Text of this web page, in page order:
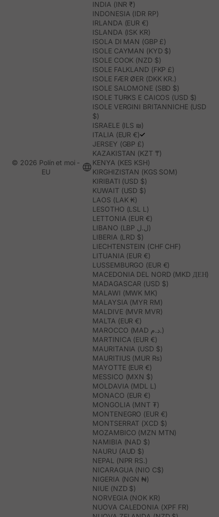
INDIA (INR ₹)
INDONESIA (IDR RP)
IRLANDA (EUR €)
ISLANDA (ISK KR)
ISOLA DI MAN (GBP £)
ISOLE CAYMAN (KYD $)
ISOLE COOK (NZD $)
ISOLE FALKLAND (FKP £)
ISOLE FÆR ØER (DKK KR.)
ISOLE SALOMONE (SBD $)
ISOLE TURKS E CAICOS (USD $)
ISOLE VERGINI BRITANNICHE (USD
$)
ISRAELE (ILS ₪)
ITALIA (EUR €)
JERSEY (GBP £)
KAZAKISTAN (KZT ₸)
KENYA (KES KSH)
KIRGHIZISTAN (KGS SOM)
KIRIBATI (USD $)
KUWAIT (USD $)
LAOS (LAK ₭)
LESOTHO (LSL L)
LETTONIA (EUR €)
LIBANO (LBP ل.ل)
LIBERIA (LRD $)
LIECHTENSTEIN (CHF CHF)
LITUANIA (EUR €)
LUSSEMBURGO (EUR €)
MACEDONIA DEL NORD (MKD ДЕН)
MADAGASCAR (USD $)
MALAWI (MWK MK)
MALAYSIA (MYR RM)
MALDIVE (MVR MVR)
MALTA (EUR €)
MAROCCO (MAD د.م.)
MARTINICA (EUR €)
MAURITANIA (USD $)
MAURITIUS (MUR ₨)
MAYOTTE (EUR €)
MESSICO (MXN $)
MOLDAVIA (MDL L)
MONACO (EUR €)
MONGOLIA (MNT ₮)
MONTENEGRO (EUR €)
MONTSERRAT (XCD $)
MOZAMBICO (MZN MTN)
NAMIBIA (NAD $)
NAURU (AUD $)
NEPAL (NPR RS.)
NICARAGUA (NIO C$)
NIGERIA (NGN ₦)
NIUE (NZD $)
NORVEGIA (NOK KR)
NUOVA CALEDONIA (XPF FR)
© 2026 Polín et moi -
EU